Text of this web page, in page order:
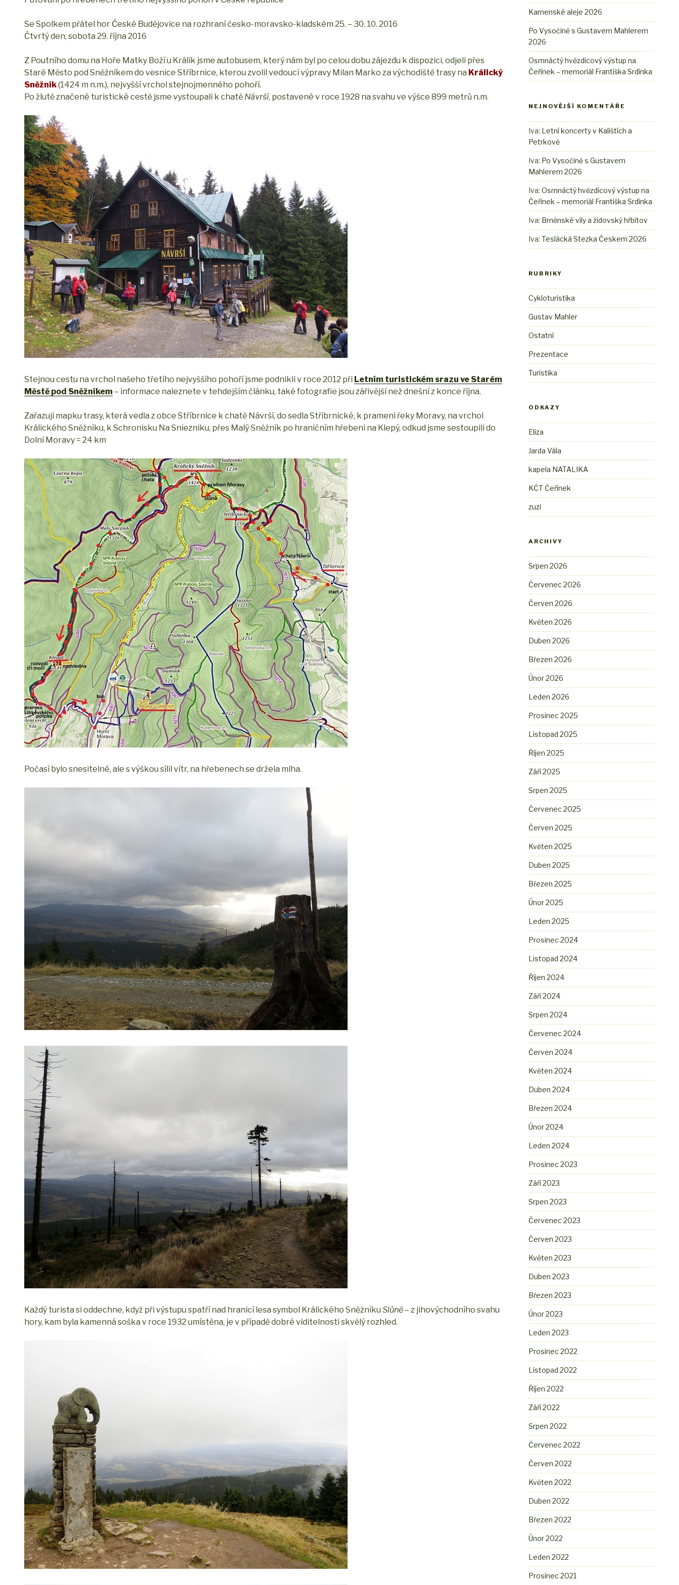
Se Spolkem přátel hor České Budějovice na rozhraní česko-moravsko-kladském 25. – 30. 10. 2016
Čtvrtý den, sobota 29. října 2016
Z Poutního domu na Hoře Matky Boží u Králík jsme autobusem, který nám byl po celou dobu zájezdu k dispozici, odjeli přes
Staré Město pod Sněžníkem do vesnice Stříbrnice, kterou zvolil vedoucí výpravy Milan Marko za východiště trasy na Králický
Sněžník(1424 m n.m.), nejvyšší vrchol stejnojmenného pohoří.
Po žlutě značené turistické cestě jsme vystoupali k chatě Návrší, postavené v roce 1928 na svahu ve výšce 899 metrů n.m.
Stejnou cestu na vrchol našeho třetího nejvyššího pohoří jsme podnikli v roce 2012 při Letním turistickém srazu ve Starém
Městě pod Sněžníkem – informace naleznete v tehdejším článku, také fotografie jsou zářivější než dnešní z konce října.
Zařazuji mapku trasy, která vedla z obce Stříbrnice k chatě Návrší, do sedla Stříbrnické, k prameni řeky Moravy, na vrchol
Králického Sněžníku, k Schronisku Na Sniezniku, přes Malý Sněžník po hraničním hřebeni na Klepý, odkud jsme sestoupili do
Dolní Moravy = 24 km
Počasí bylo snesitelné, ale s výškou sílil vítr, na hřebenech se držela mlha.
Každý turista si oddechne, když při výstupu spatří nad hranicí lesa symbol Králického Sněžníku Slůně – z jihovýchodního svahu
hory, kam byla kamenná soška v roce 1932 umístěna, je v případě dobré viditelnosti skvělý rozhled.
Kamenské aleje 2026
Po Vysočině s Gustavem Mahlerem
2026
Osmnáctý hvězdicový výstup na
Čeřínek – memoriál Františka Srdínka
NEJNOVĚJŠÍ KOMENTÁŘE
Iva: Letní koncerty v Kalištích a
Petrkově
Iva: Po Vysočině s Gustavem
Mahlerem 2026
Iva:Osmnáctý hvězdicový výstup na
Čeřínek – memoriál Františka Srdínka
Iva: Brněnské vily a židovský hřbitov
Iva:Teslácká Stezka Českem 2026
RUBRIKY
Cykloturistika
Gustav Mahler
Ostatní
Prezentace
Turistika
ODKAZY
Eliza
Jarda Vála
kapela NATALIKA
KČT Čeřínek
zuzi
ARCHIVY
Srpen 2026
Červenec 2026
Červen 2026
Květen 2026
Duben 2026
Březen 2026
Únor 2026
Leden 2026
Prosinec 2025
Listopad 2025
Říjen 2025
Září 2025
Srpen 2025
Červenec 2025
Červen 2025
Květen 2025
Duben 2025
Březen 2025
Únor 2025
Leden 2025
Prosinec 2024
Listopad 2024
Říjen 2024
Září 2024
Srpen 2024
Červenec 2024
Červen 2024
Květen 2024
Duben 2024
Březen 2024
Únor 2024
Leden 2024
Prosinec 2023
Září 2023
Srpen 2023
Červenec 2023
Červen 2023
Květen 2023
Duben 2023
Březen 2023
Únor 2023
Leden 2023
Prosinec 2022
Listopad 2022
Říjen 2022
Září 2022
Srpen 2022
Červenec 2022
Červen 2022
Květen 2022
Duben 2022
Březen 2022
Únor 2022
Leden 2022
Prosinec 2021